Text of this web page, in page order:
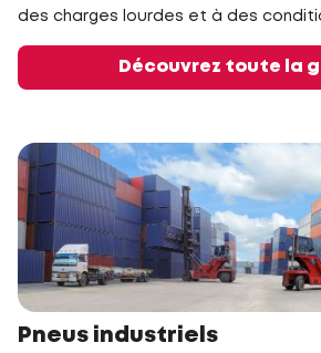
des charges lourdes et à des
Découvrez toute la
Pneus industriels